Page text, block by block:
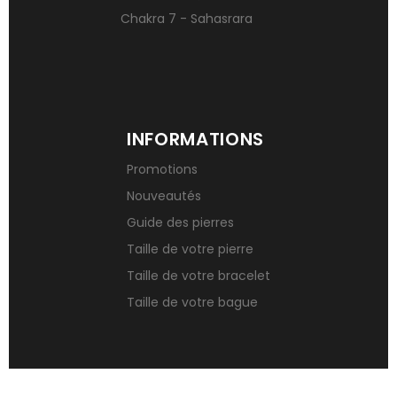
Chakra 7 - Sahasrara
INFORMATIONS
Promotions
Nouveautés
Guide des pierres
Taille de votre pierre
Taille de votre bracelet
Taille de votre bague